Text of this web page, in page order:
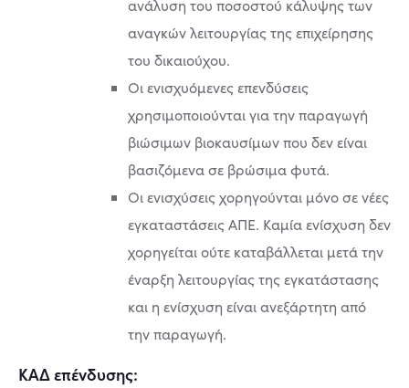
ανάλυση του ποσοστού κάλυψης των
αναγκών λειτουργίας της επιχείρησης
του δικαιούχου.
Οι ενισχυόμενες επενδύσεις
χρησιμοποιούνται για την παραγωγή
βιώσιμων βιοκαυσίμων που δεν είναι
βασιζόμενα σε βρώσιμα φυτά.
Οι ενισχύσεις χορηγούνται μόνο σε νέες
εγκαταστάσεις ΑΠΕ. Καμία ενίσχυση δεν
χορηγείται ούτε καταβάλλεται μετά την
έναρξη λειτουργίας της εγκατάστασης
και η ενίσχυση είναι ανεξάρτητη από
την παραγωγή.
ΚΑΔ επένδυσης: